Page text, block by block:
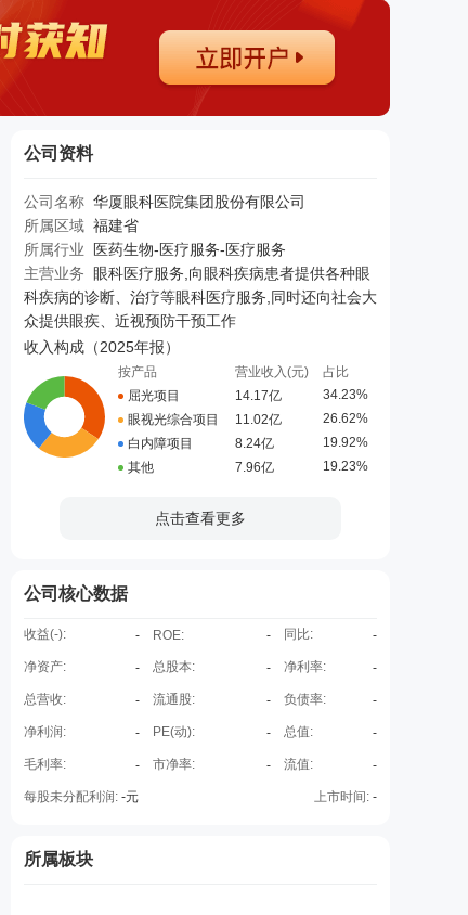
公司资料
公司名称 华厦眼科医院集团股份有限公司
所属区域 福建省
所属行业
医药生物-医疗服务-医疗服务
主营业务
眼科医疗服务,向眼科疾病患者提供各种眼
科疾病的诊断、治疗等眼科医疗服务,同时还向社会大
众提供眼疾、近视预防干预工作
收入构成（2025年报）
按产品 营业收入(元)
占比
屈光项目
14.17亿
34.23%
眼视光综合项目
11.02亿
26.62%
白内障项目
8.24亿
19.92%
其他
7.96亿 19.23%
点击查看更多
公司核心数据
收益(-): - ROE: - 同比: -
净资产: - 总股本: - 净利率: -
总营收: - 流通股: - 负债率: -
净利润: - PE(动): - 总值: -
毛利率: - 市净率: - 流值: -
每股未分配利润: -元 上市时间: -
所属板块